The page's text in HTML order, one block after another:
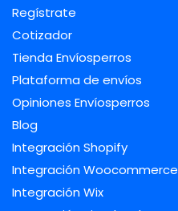
Regístrate
Cotizador
Tienda Envíosperros
Plataforma de envíos
Opiniones Envíosperros
Blog
Integración Shopify
Integración Woocommerce
Integración Wix